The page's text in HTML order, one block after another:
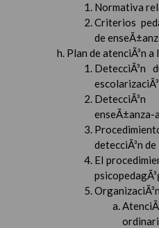
Normativa
Criterios
de
Plan de atenciÃ³n
DetecciÃ³n
enseÃ±anza-
detecciÃ³n
El